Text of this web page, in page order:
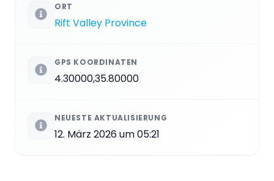
ORT
Rift Valley Province
GPS KOORDINATEN
4.30000,35.80000
NEUESTE AKTUALISIERUNG
12. März 2026 um 05:21